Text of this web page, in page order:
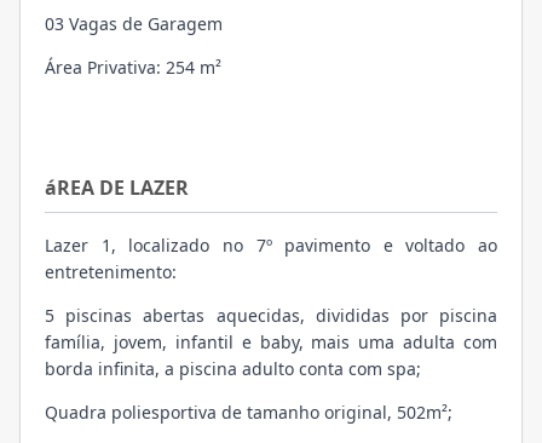
03 Vagas de Garagem
Área Privativa: 254 m²
áREA DE LAZER
Lazer 1, localizado no 7º pavimento e voltado ao
entretenimento:
5 piscinas abertas aquecidas, divididas por piscina
família, jovem, infantil e baby, mais uma adulta com
borda infinita, a piscina adulto conta com spa;
Quadra poliesportiva de tamanho original, 502m²;